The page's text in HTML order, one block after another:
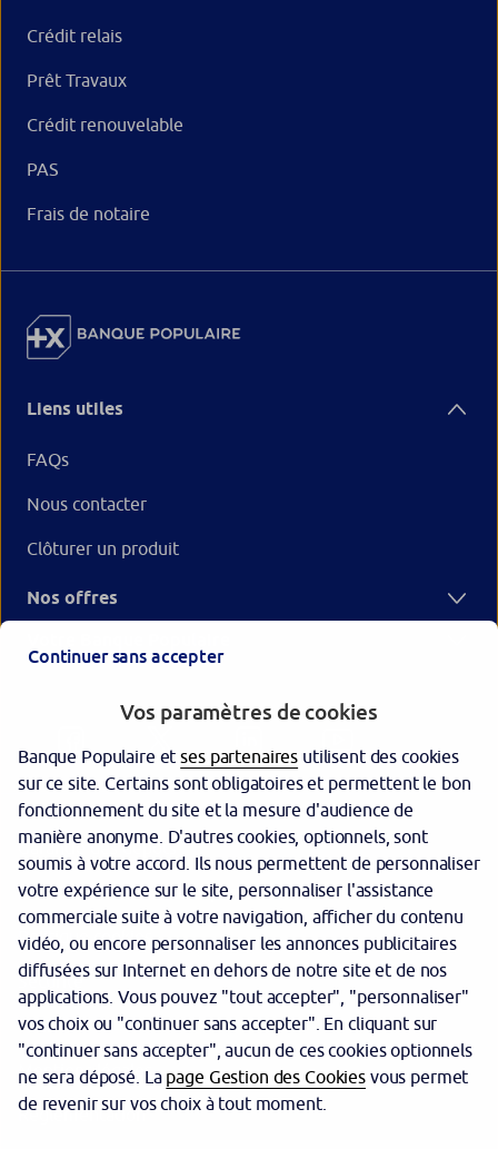
Crédit relais
Prêt Travaux
Crédit renouvelable
PAS
Frais de notaire
Liens utiles
FAQs
Nous contacter
Clôturer un produit
Nos offres
Garantie des dépôts
Protection des données personnelles
Politique cookies
Sécurité
Tarifs
Mentions légales
Réglementation
Continuer sans accepter
Vos paramètres de cookies
Banque Populaire etses partenaires utilisent des cookies
sur ce site. Certains sont obligatoires et permettent le bon
fonctionnement du site et la mesure d'audience de
manière anonyme. D'autres cookies, optionnels, sont
soumis à votre accord. Ils nous permettent de personnaliser
votre expérience sur le site, personnaliser l'assistance
commerciale suite à votre navigation, afficher du contenu
vidéo, ou encore personnaliser les annonces publicitaires
diffusées sur Internet en dehors de notre site et de nos
applications. Vous pouvez "tout accepter", "personnaliser"
vos choix ou "continuer sans accepter". En cliquant sur
"continuer sans accepter", aucun de ces cookies optionnels
ne sera déposé. La page Gestion des Cookiesvous permet
de revenir sur vos choix à tout moment.